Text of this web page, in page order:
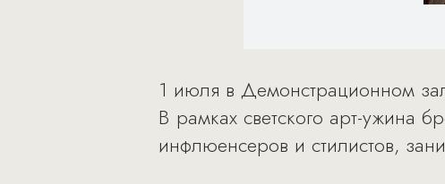
1 июля в Демонстрационном
В рамках светского арт-ужина
инфлюенсеров и стилистов,